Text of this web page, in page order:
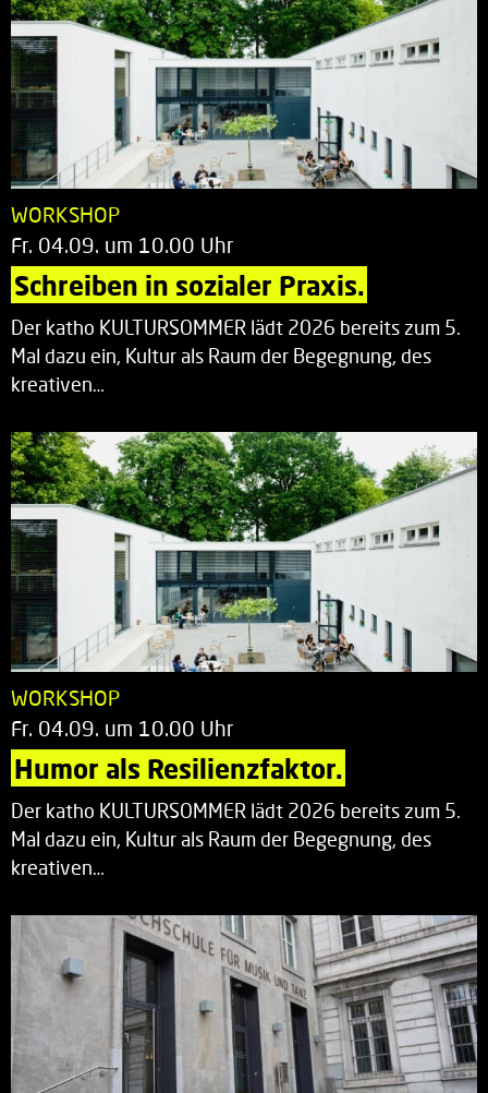
WORKSHOP
Fr. 04.09. um 10.00 Uhr
Schreiben in sozialer Praxis.
Der katho KULTURSOMMER lädt 2026 bereits zum 5.
Mal dazu ein, Kultur als Raum der Begegnung, des
kreativen…
WORKSHOP
Fr. 04.09. um 10.00 Uhr
Humor als Resilienzfaktor.
Der katho KULTURSOMMER lädt 2026 bereits zum 5.
Mal dazu ein, Kultur als Raum der Begegnung, des
kreativen…